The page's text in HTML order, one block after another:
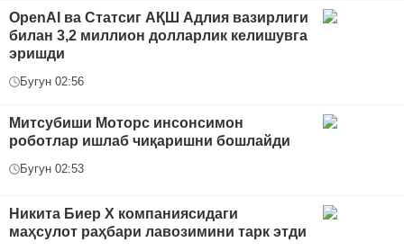
OpenAI ва Статсиг АҚШ Адлия вазирлиги
билан 3,2 миллион долларлик келишувга
эришди
Бугун 02:56
Митсубиши Моторс инсонсимон
роботлар ишлаб чиқаришни бошлайди
Бугун 02:53
Никита Биер Х компаниясидаги
маҳсулот раҳбари лавозимини тарк этди